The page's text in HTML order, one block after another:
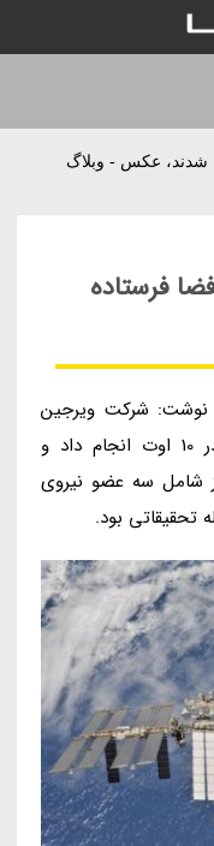
شدند، عکس - وبلاگ
فرستاده
نوشت: شرکت ویرجین
گلکتیک اولین پرواز فضایی خود را در 10 اوت انجام داد و
شامل سه عضو نیروی
تحقیقاتی بود.